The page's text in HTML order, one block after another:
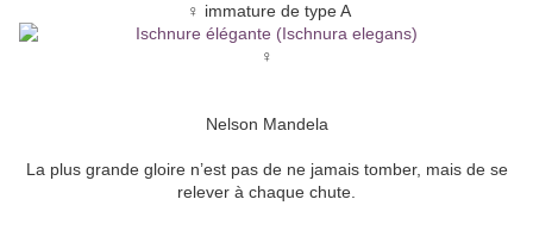
♀ immature de type A
♀
Nelson Mandela
La plus grande gloire n’est pas de ne jamais tomber, mais de se
relever à chaque chute.